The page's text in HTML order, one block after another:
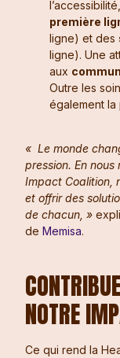
première
ligne) et des
ligne). Une
aux
Outre les
également la
« Le monde
pression. En
Impact Coalition,
et offrir des
de chacun, »
de Memisa.
NOTRE
Ce qui rend la